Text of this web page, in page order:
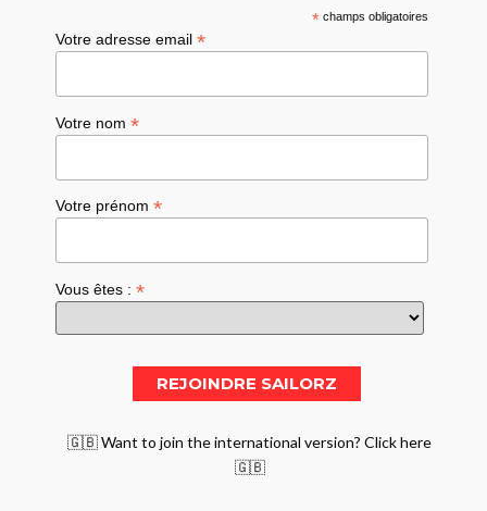
*champs obligatoires
Votre adresse email*
Votre nom*
Votre prénom*
Vous êtes :*
🇬🇧 Want to join the international version? Click here
🇬🇧